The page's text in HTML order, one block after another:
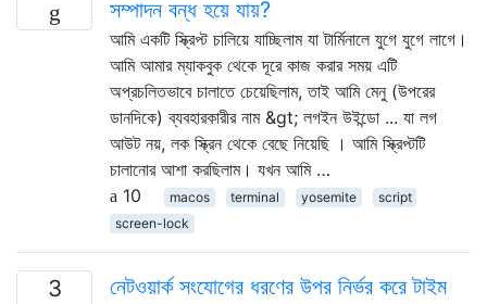
সম্পাদন বন্ধ হয়ে যায়?
আমি একটি স্ক্রিপ্ট চালিয়ে যাচ্ছিলাম যা টার্মিনালে যুগে যুগে লাগে।
আমি আমার ম্যাকবুক থেকে দূরে কাজ করার সময় এটি
অপ্রচলিতভাবে চালাতে চেয়েছিলাম, তাই আমি মেনু (উপরের
ডানদিকে) ব্যবহারকারীর নাম &gt; লগইন উইন্ডো ... যা লগ
আউট নয়, লক স্ক্রিন থেকে বেছে নিয়েছি । আমি স্ক্রিপ্টটি
চালানোর আশা করছিলাম। যখন আমি …
10
macos terminal yosemite
script
screen-lock
3
নেটওয়ার্ক সংযোগের ধরণের উপর নির্ভর করে টাইম